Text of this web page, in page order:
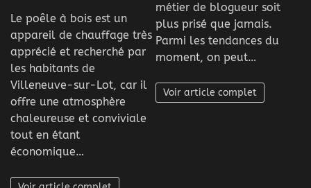
Le poêle à bois est un
appareil de chauffage très
apprécié et recherché par
les habitants de
Villeneuve-sur-Lot, car il
offre une atmosphère
chaleureuse et conviviale
tout en étant
économique…
métier de blogueur soit
plus prisé que jamais.
Parmi les tendances du
moment, on peut…
Voir article complet